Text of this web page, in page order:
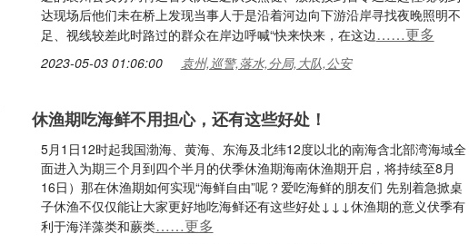
达现场后他们未在桥上发现当事人于是沿着河边向下游沿岸寻找夜晚照明不
足、视线较差此时路过的群众在岸边呼喊“快来快来，在这边……更多
2023-05-03 01:06:00 袁州,巡警,落水,分局,大队,公安
休渔期吃海鲜不用担心，还有这些好处！
5月1日12时起我国渤海、黄海、东海及北纬12度以北的南海含北部湾海域全
面进入为期三个月到四个半月的伏季休渔期海南休渔期开启，将持续至8月
16日）那在休渔期如何实现“海鲜自由”呢？爱吃海鲜的朋友们 先别着急掀桌
子休渔不仅仅能让大家更好地吃海鲜还有这些好处↓↓↓休渔期的意义伏季有
利于海洋藻类和蕨类……更多